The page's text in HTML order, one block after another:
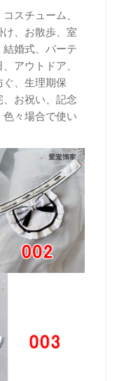
スチューム、
、お散歩、室
婚式、パーテ
アウトドア、
、生理期保
お祝い、記念
々場合で使い